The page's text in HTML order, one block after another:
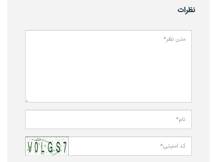
نظرات